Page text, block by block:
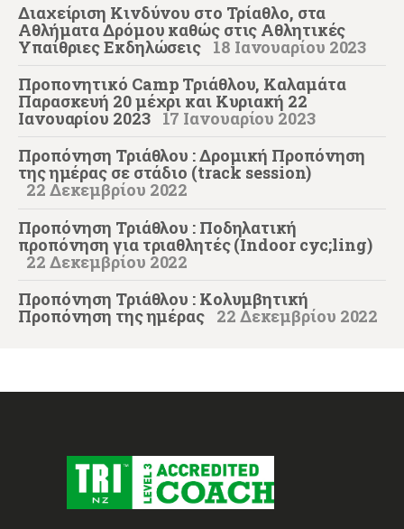
Διαχείριση Κινδύνου στο Τρίαθλο, στα
Αθλήματα Δρόμου καθώς στις Αθλητικές
Υπαίθριες Εκδηλώσεις 18 Ιανουαρίου 2023
Προπονητικό Camp Τριάθλου, Καλαμάτα
Παρασκευή 20 μέχρι και Κυριακή 22
Iανουαρίου 2023
17 Ιανουαρίου 2023
Προπόνηση Τριάθλου : Δρομική Προπόνηση
της ημέρας σε στάδιο (track session)
22 Δεκεμβρίου 2022
Προπόνηση Τριάθλου : Ποδηλατική
προπόνηση για τριαθλητές (Indoor cyc;ling)
22 Δεκεμβρίου 2022
Προπόνηση Τριάθλου : Κολυμβητική
Προπόνηση της ημέρας 22 Δεκεμβρίου 2022